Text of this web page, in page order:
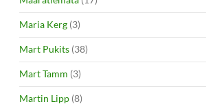
Maria Kerg (3)
Mart Pukits (38)
Mart Tamm (3)
Martin Lipp (8)